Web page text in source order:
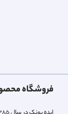
فروشگاه